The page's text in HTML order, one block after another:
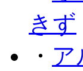
きず
・ ア